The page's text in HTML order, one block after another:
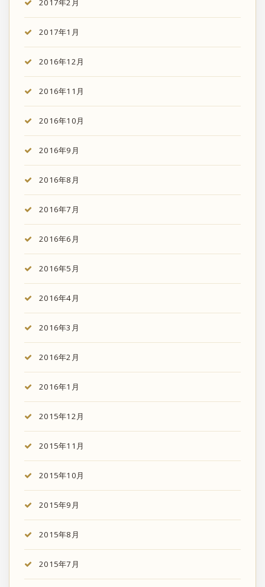
2017年2月
2017年1月
2016年12月
2016年11月
2016年10月
2016年9月
2016年8月
2016年7月
2016年6月
2016年5月
2016年4月
2016年3月
2016年2月
2016年1月
2015年12月
2015年11月
2015年10月
2015年9月
2015年8月
2015年7月